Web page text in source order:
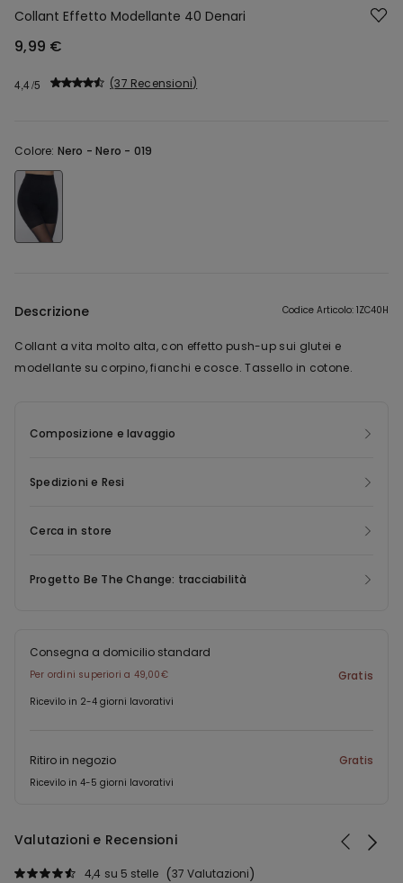
Collant Effetto Modellante 40 Denari
9,99 €
4,4 37 Recensioni
Colore: Nero -Nero - 019
Descrizione Codice Articolo: 1ZC40H
Collant a vita molto alta, con effetto push-up sui glutei e
modellante su corpino, fianchi e cosce. Tassello in cotone.
Composizione e lavaggio
Spedizioni e Resi
Cerca in store
Progetto Be The Change: tracciabilità
Consegna a domicilio standard
Per ordini superiori a 49,00€ Gratis
Ricevilo in 2-4 giorni lavorativi
Ritiro in negozio Gratis
Ricevilo in 4-5 giorni lavorativi
Valutazioni e Recensioni
37 Valutazioni
4,4 su 5 stelle